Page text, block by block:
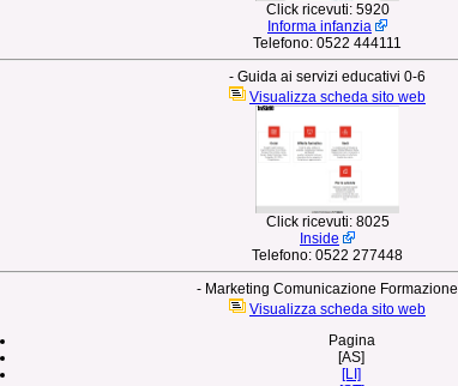
Click ricevuti: 5920
Informa infanzia
Telefono: 0522 444111
- Guida ai servizi educativi 0-6
Visualizza scheda sito web
Click ricevuti: 8025
Inside
Telefono: 0522 277448
- Marketing Comunicazione Formazione
Visualizza scheda sito web
Pagina
[AS]
[LI]